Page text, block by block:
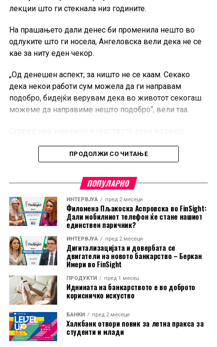
трансакции, како и очекувањата за тоа како ќе
Дополнително, се разговара и за трансформацијата на
банките во дигиталната ера, односно дали
технолошки компании, како и за активностите на
Casys во областа на родовата еднаквост и
намалувањето на разликите меѓу мажите и жените на
работното место.
каналот на Банкарство.
Новинар: Наташа Мерсовска
лекции што ги стекнала низ годините.
На прашањето дали денес би променила нешто во
одлуките што ги носела, Ангеловска вели дека не се
кае за ниту еден чекор.
„Од денешен аспект, за ништо не се каам. Секако
дека некои работи сум можела да ги направам
подобро, бидејќи верувам дека во животот секогаш
можеме да направиме нешто подобро“, вели таа.
„Главното чувство кое го имав и тогаш, а и сега
додека ја пишував книгата, е дека сум го дала мојот
апсолутен максимум во секоја дадена околност“,
посочува Ангеловска.
ПРОДОЛЖИ СО ЧИТАЊЕ
ПОПУЛАРНО
ИНТЕРВЈУА пред 2 месеци
Филомена Пљакоска Аспровска во FinSight:
Дали мобилниот телефон ќе стане нашиот
единствен паричник?
ИНТЕРВЈУА пред 2 месеци
Дигитализацијата и довербата се
двигатели на новото банкарство – Беркан
Имери во FinSight
ПРОДУКТИ пред 1 месец
Иднината на банкарството е во доброто
корисничко искуство
БАНКИ пред 2 месеци
Халкбанк отвори повик за летна пракса за
студенти и млади